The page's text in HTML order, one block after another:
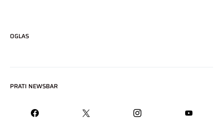
OGLAS
PRATI NEWSBAR